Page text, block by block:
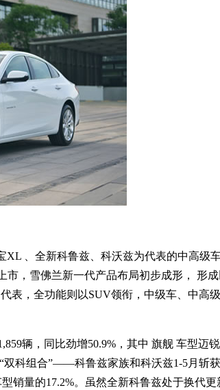
、全新科鲁兹、科沃兹为代表的中高级
市，雪佛兰新一代产品布局初步成形， 形成
表，全功能则以SUV领衔，中级车、中高
辆，同比劲增50.9%，其中 旗舰 车型迈
科组合”——科鲁兹家族和科沃兹1-5月斩获
销量的17.2%。虽然全新科鲁兹处于换代更